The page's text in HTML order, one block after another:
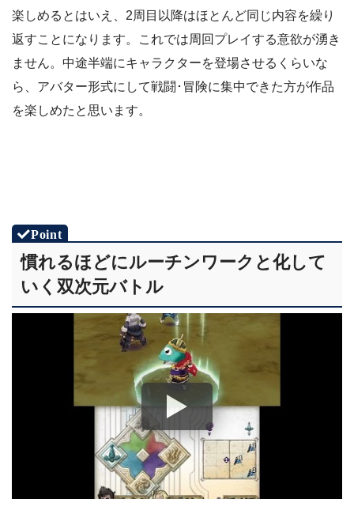
楽しめるとはいえ、2周目以降はほとんど同じ内容を繰り
返すことになります。これでは周回プレイする意欲が湧き
ません。中途半端にキャラクターを登場させるくらいな
ら、アバター形式にして戦闘･冒険に集中できた方が作品
を楽しめたと思います。
慣れるほどにルーチンワークと化して
いく双次元バトル